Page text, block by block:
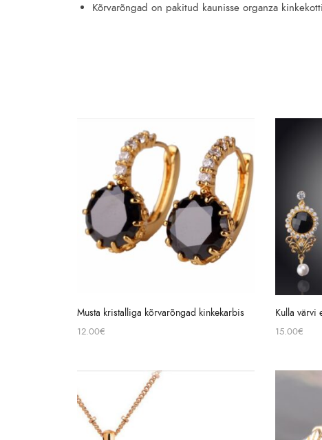
Kõrvarõngad on pakitud kaunisse organza
Musta kristalliga kõrvarõngad kinkekarbis
12.00€
Kulla värvi
15.00€